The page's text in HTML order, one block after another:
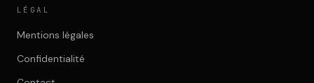
LÉGAL
Mentions légales
Confidentialité